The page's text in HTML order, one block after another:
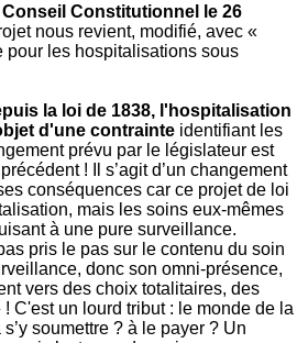
Constitutionnel le 26
nous revient, modifié, avec «
pour les hospitalisations sous
la loi de 1838, l'hospitalisation
d'une contrainte identifiant les
prévu par le législateur est
! Il s’agit d’un changement
conséquences car ce projet de loi
mais les soins eux-mêmes
à une pure surveillance.
pris le pas sur le contenu du soin
donc son omni-présence,
vers des choix totalitaires, des
C'est un lourd tribut : le monde de la
soumettre ? à le payer ? Un